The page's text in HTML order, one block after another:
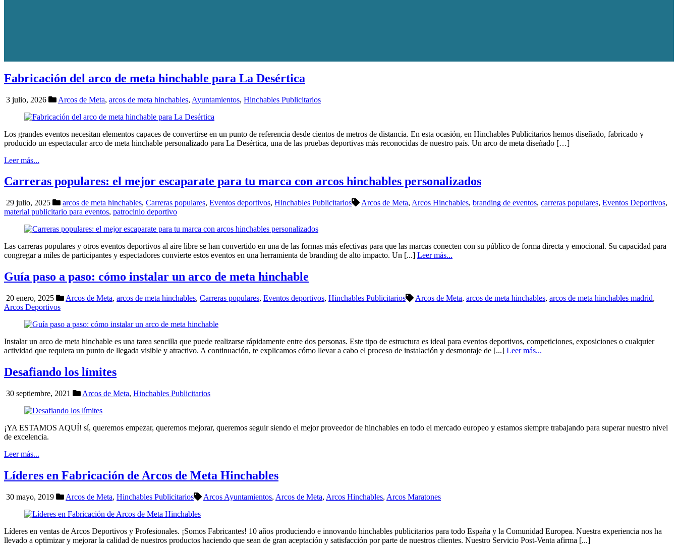
Fabricación del arco de meta hinchable para La Desértica
3 julio, 2026 Arcos de Meta, arcos de meta hinchables, Ayuntamientos, Hinchables Publicitarios
Los grandes eventos necesitan elementos capaces de convertirse en un punto de referencia desde cientos de metros de distancia. En esta ocasión, en Hinchables Publicitarios hemos diseñado, fabricado y
producido un espectacular arco de meta hinchable personalizado para La Desértica, una de las pruebas deportivas más reconocidas de nuestro país. Un arco de meta diseñado […]
Leer más...
Carreras populares: el mejor escaparate para tu marca con arcos hinchables personalizados
29 julio, 2025 arcos de meta hinchables, Carreras populares, Eventos deportivos, Hinchables Publicitarios Arcos de Meta, Arcos Hinchables, branding de eventos, carreras populares, Eventos Deportivos,
material publicitario para eventos, patrocinio deportivo
Las carreras populares y otros eventos deportivos al aire libre se han convertido en una de las formas más efectivas para que las marcas conecten con su público de forma directa y emocional. Su capacidad para
congregar a miles de participantes y espectadores convierte estos eventos en una herramienta de branding de alto impacto. Un [...] Leer más...
Guía paso a paso: cómo instalar un arco de meta hinchable
20 enero, 2025 Arcos de Meta, arcos de meta hinchables, Carreras populares, Eventos deportivos, Hinchables Publicitarios Arcos de Meta, arcos de meta hinchables, arcos de meta hinchables madrid,
Arcos Deportivos
Instalar un arco de meta hinchable es una tarea sencilla que puede realizarse rápidamente entre dos personas. Este tipo de estructura es ideal para eventos deportivos, competiciones, exposiciones o cualquier
actividad que requiera un punto de llegada visible y atractivo. A continuación, te explicamos cómo llevar a cabo el proceso de instalación y desmontaje de [...] Leer más...
Desafiando los límites
30 septiembre, 2021 Arcos de Meta, Hinchables Publicitarios
¡YA ESTAMOS AQUÍ! sí, queremos empezar, queremos mejorar, queremos seguir siendo el mejor proveedor de hinchables en todo el mercado europeo y estamos siempre trabajando para superar nuestro nivel
de excelencia.
Leer más...
Líderes en Fabricación de Arcos de Meta Hinchables
30 mayo, 2019 Arcos de Meta, Hinchables Publicitarios Arcos Ayuntamientos, Arcos de Meta, Arcos Hinchables, Arcos Maratones
Líderes en ventas de Arcos Deportivos y Profesionales. ¡Somos Fabricantes! 10 años produciendo e innovando hinchables publicitarios para todo España y la Comunidad Europea. Nuestra experiencia nos ha
llevado a optimizar y mejorar la calidad de nuestros productos haciendo que sean de gran aceptación y satisfacción por parte de nuestros clientes. Nuestro Servicio Post-Venta afirma [...]